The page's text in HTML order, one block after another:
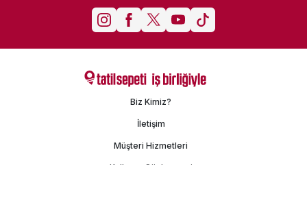
Biz Kimiz?
İletişim
Müşteri Hizmetleri
Kullanım Sözleşmesi